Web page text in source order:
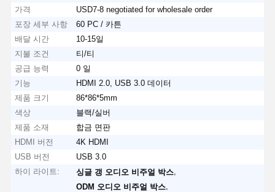
가격
USD7-8 negotiated for wholesale order
포장 세부 사항
60 PC / 카튼
배달 시간
10-15일
지불 조건
티/티
공급 능력
0 일
기능
HDMI 2.0, USB 3.0 데이터
제품 크기
86*86*5mm
색상
블랙/실버
제품 소재
합금 면판
HDMI 버전
4K HDMI
USB 버전
USB 3.0
하이 라이트:
싱글 갱 오디오 비주얼 박스
ODM 오디오 비주얼 박스